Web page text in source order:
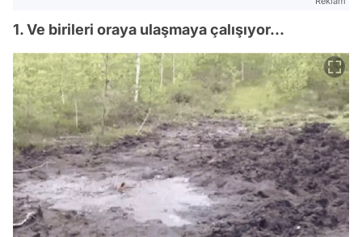
1. Ve birileri oraya ulaşmaya çalışıyor...